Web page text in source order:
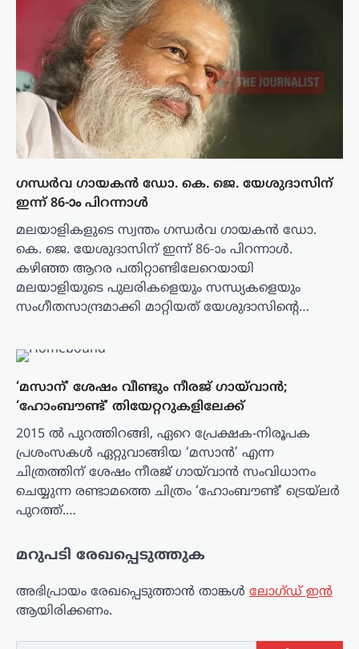
ഗന്ധർവ ഗായകൻ ഡോ. കെ. ജെ. യേശുദാസിന്
ഇന്ന് 86-ാം പിറന്നാൾ
മലയാളികളുടെ സ്വന്തം ഗന്ധർവ ഗായകൻ ഡോ.
കെ. ജെ. യേശുദാസിന് ഇന്ന് 86-ാം പിറന്നാൾ.
കഴിഞ്ഞ ആറര പതിറ്റാണ്ടിലേറെയായി
മലയാളിയുടെ പുലരികളെയും സന്ധ്യകളെയും
സംഗീതസാന്ദ്രമാക്കി മാറ്റിയത് യേശുദാസിന്റെ…
‘മസാന്’ ശേഷം വീണ്ടും നീരജ് ഗായ്‌വാൻ;
‘ഹോംബൗണ്ട്’ തിയേറ്ററുകളിലേക്ക്
2015 ൽ പുറത്തിറങ്ങി, ഏറെ പ്രേക്ഷക-നിരൂപക
പ്രശംസകൾ ഏറ്റുവാങ്ങിയ ‘മസാൻ’ എന്ന
ചിത്രത്തിന് ശേഷം നീരജ് ഗായ്‌വാൻ സംവിധാനം
ചെയ്യുന്ന രണ്ടാമത്തെ ചിത്രം ‘ഹോംബൗണ്ട്’ ട്രെയ്‌ലർ
പുറത്ത്.…
മറുപടി രേഖപ്പെടുത്തുക
അഭിപ്രായം രേഖപ്പെടുത്താ‍ൻ താങ്കൾ ലോഗ്ഡ് ഇൻ
ആയിരിക്കണം.